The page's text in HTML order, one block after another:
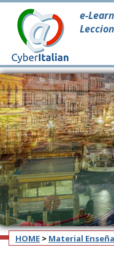
e-
APRENDE Y
HOME > Material